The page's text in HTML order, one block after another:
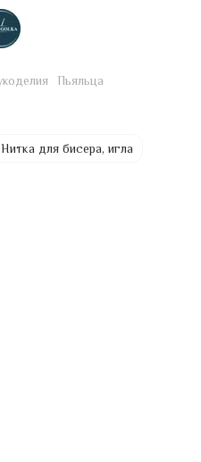
Пьяльца
Нитка для бисера, игла